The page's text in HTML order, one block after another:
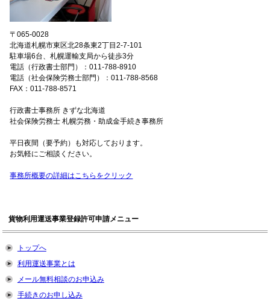
〒065-0028
北海道札幌市東区北28条東2丁目2-7-101
駐車場6台、札幌運輸支局から徒歩3分
電話（行政書士部門）：011-788-8910
電話（社会保険労務士部門）：011-788-8568
FAX：011-788-8571
行政書士事務所 きずな北海道
社会保険労務士 札幌労務・助成金手続き事務所
平日夜間（要予約）も対応しております。
お気軽にご相談ください。
事務所概要の詳細はこちらをクリック
貨物利用運送事業登録許可申請メニュー
トップへ
利用運送事業とは
メール無料相談のお申込み
手続きのお申し込み